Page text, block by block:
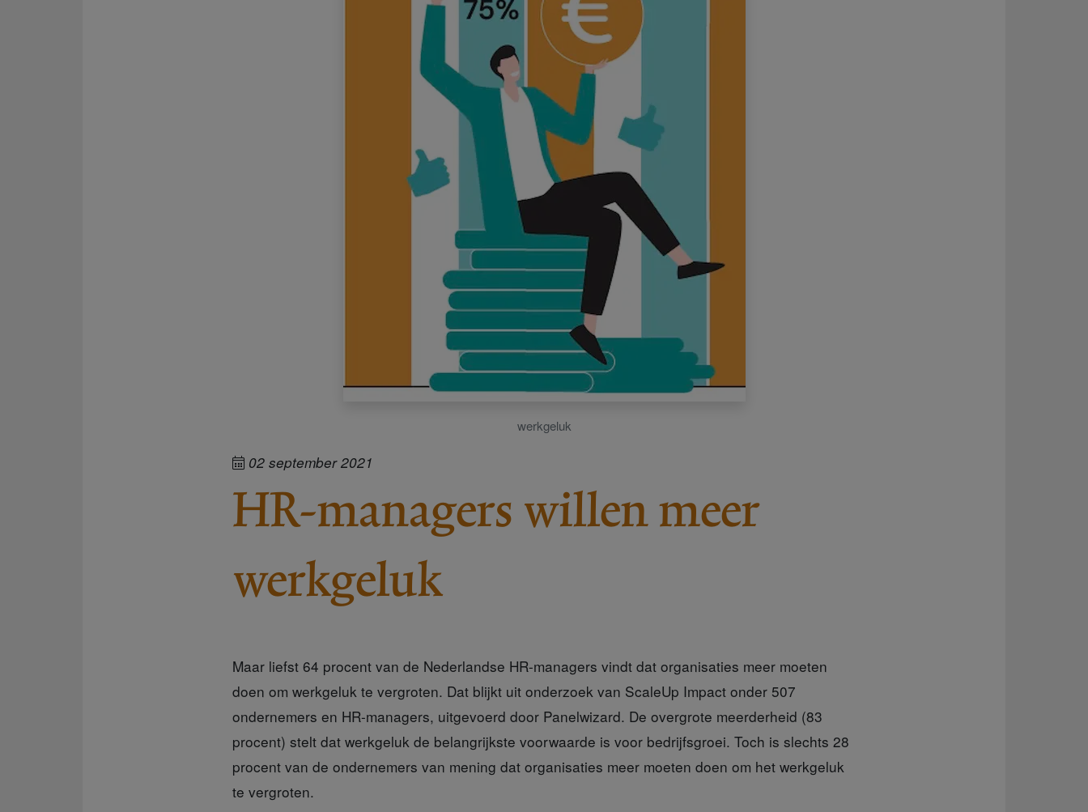
werkgeluk
02 september 2021
HR-managers willen meer
werkgeluk
Maar liefst 64 procent van de Nederlandse HR-managers vindt dat organisaties meer moeten
doen om werkgeluk te vergroten. Dat blijkt uit onderzoek van ScaleUp Impact onder 507
ondernemers en HR-managers, uitgevoerd door Panelwizard. De overgrote meerderheid (83
procent) stelt dat werkgeluk de belangrijkste voorwaarde is voor bedrijfsgroei. Toch is slechts 28
procent van de ondernemers van mening dat organisaties meer moeten doen om het werkgeluk
te vergroten.